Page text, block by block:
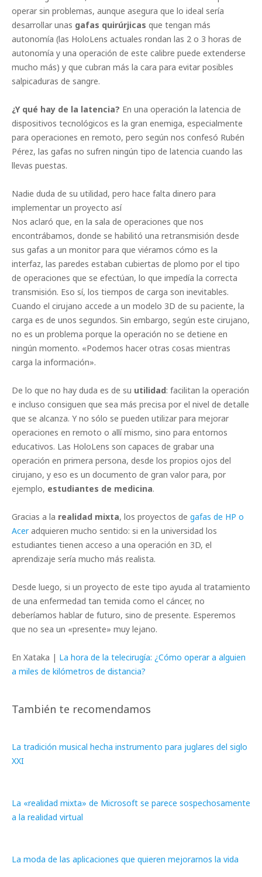
operar sin problemas, aunque asegura que lo ideal sería
desarrollar unas gafas quirúrjicas que tengan más
autonomía (las HoloLens actuales rondan las 2 o 3 horas de
autonomía y una operación de este calibre puede extenderse
mucho más) y que cubran más la cara para evitar posibles
salpicaduras de sangre.
¿Y qué hay de la latencia? En una operación la latencia de
dispositivos tecnológicos es la gran enemiga, especialmente
para operaciones en remoto, pero según nos confesó Rubén
Pérez, las gafas no sufren ningún tipo de latencia cuando las
llevas puestas.
Nadie duda de su utilidad, pero hace falta dinero para
implementar un proyecto así
Nos aclaró que, en la sala de operaciones que nos
encontrábamos, donde se habilitó una retransmisión desde
sus gafas a un monitor para que viéramos cómo es la
interfaz, las paredes estaban cubiertas de plomo por el tipo
de operaciones que se efectúan, lo que impedía la correcta
transmisión. Eso sí, los tiempos de carga son inevitables.
Cuando el cirujano accede a un modelo 3D de su paciente, la
carga es de unos segundos. Sin embargo, según este cirujano,
no es un problema porque la operación no se detiene en
ningún momento. «Podemos hacer otras cosas mientras
carga la información».
De lo que no hay duda es de su utilidad: facilitan la operación
e incluso consiguen que sea más precisa por el nivel de detalle
que se alcanza. Y no sólo se pueden utilizar para mejorar
operaciones en remoto o allí mismo, sino para entornos
educativos. Las HoloLens son capaces de grabar una
operación en primera persona, desde los propios ojos del
cirujano, y eso es un documento de gran valor para, por
ejemplo, estudiantes de medicina.
Gracias a la realidad mixta, los proyectos de gafas de HP o
Aceradquieren mucho sentido: si en la universidad los
estudiantes tienen acceso a una operación en 3D, el
aprendizaje sería mucho más realista.
Desde luego, si un proyecto de este tipo ayuda al tratamiento
de una enfermedad tan temida como el cáncer, no
deberíamos hablar de futuro, sino de presente. Esperemos
que no sea un «presente» muy lejano.
En Xataka | La hora de la telecirugía: ¿Cómo operar a alguien
a miles de kilómetros de distancia?
También te recomendamos
La tradición musical hecha instrumento para juglares del siglo
XXI
La «realidad mixta» de Microsoft se parece sospechosamente
a la realidad virtual
La moda de las aplicaciones que quieren mejorarnos la vida